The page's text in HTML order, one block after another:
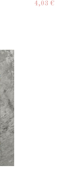
4,03 €